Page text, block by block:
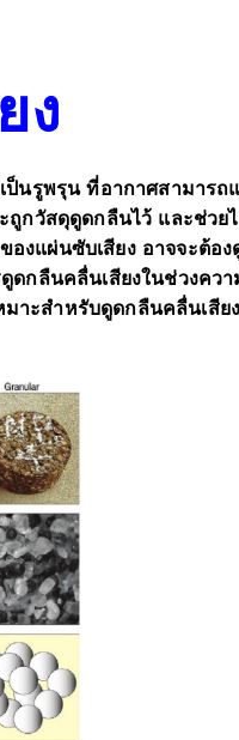
ง
พรุน ที่อากาศสามารถแ
ถูกวัสดุดูดกลืนไว้ และช่
งแผ่นซับเสียง อาจจะต้
กลืนคลื่นเสียงในช่วงคว
าะสำหรับดูดกลืนคลื่นเสี